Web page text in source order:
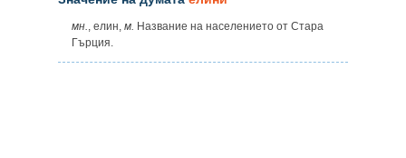
мн., елин, м. Название на населението от Стара
Гърция.